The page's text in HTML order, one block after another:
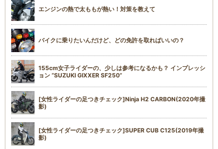
エンジンの熱で太ももが熱い！対策を教えて
バイクに乗りたいんだけど、どの免許を取ればいいの？
155cm女子ライダーの、少しは参考になるかも？ インプレッシ
ョン “SUZUKI GIXXER SF250”
[女性ライダーの足つきチェック]Ninja H2 CARBON(2020年撮
影)
[女性ライダーの足つきチェック]SUPER CUB C125(2019年撮
影)